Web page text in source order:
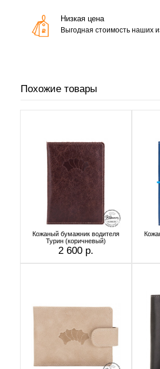
Низкая цена
Выгодная стоимость наших
Похожие товары
Кожаный бумажник водителя
Турин (коричневый)
2 600 р.